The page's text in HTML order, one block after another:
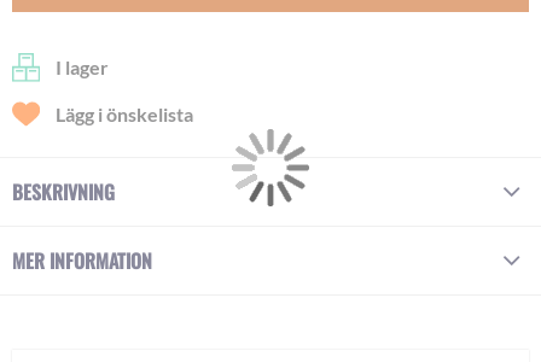
I lager
Lägg i önskelista
BESKRIVNING
MER INFORMATION